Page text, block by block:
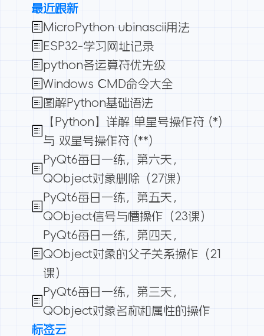
最近跟新
MicroPython ubinascii用法
ESP32-学习网址记录
python各运算符优先级
Windows CMD命令大全
图解Python基础语法
【Python】详解 单星号操作符 (*)
与 双星号操作符 (**)
PyQt6每日一练，第六天，
QObject对象删除（27课）
PyQt6每日一练，第五天，
QObject信号与槽操作（23课）
PyQt6每日一练，第四天，
QObject对象的父子关系操作（21
课）
PyQt6每日一练，第三天，
QObject对象名称和属性的操作
标签云